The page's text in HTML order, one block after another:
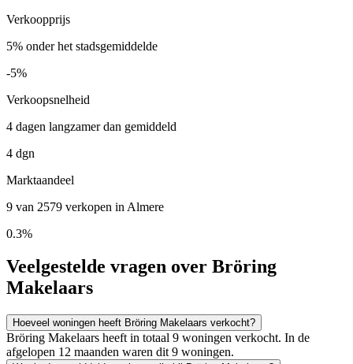
Verkoopprijs
5% onder het stadsgemiddelde
-5%
Verkoopsnelheid
4 dagen langzamer dan gemiddeld
4 dgn
Marktaandeel
9 van 2579 verkopen in Almere
0.3%
Veelgestelde vragen over Bröring
Makelaars
Hoeveel woningen heeft Bröring Makelaars verkocht?
Bröring Makelaars heeft in totaal 9 woningen verkocht. In de
afgelopen 12 maanden waren dit 9 woningen.